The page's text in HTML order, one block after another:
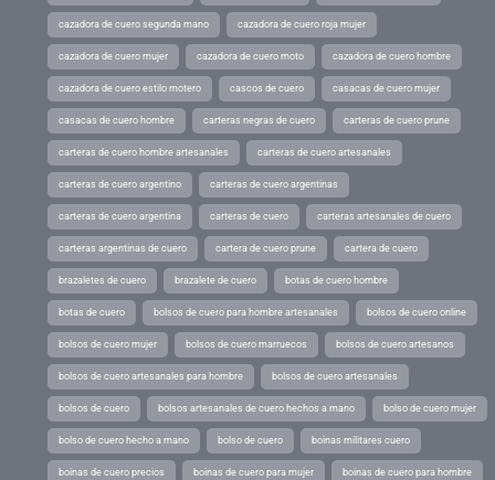
cazadora de cuero segunda mano cazadora de cuero roja mujer
cazadora de cuero mujer cazadora de cuero moto cazadora de cuero hombre
cazadora de cuero estilo motero cascos de cuero casacas de cuero mujer
casacas de cuero hombre carteras negras de cuero carteras de cuero prune
carteras de cuero hombre artesanales carteras de cuero artesanales
carteras de cuero argentino carteras de cuero argentinas
carteras de cuero argentina carteras de cuero carteras artesanales de cuero
carteras argentinas de cuero cartera de cuero prune cartera de cuero
brazaletes de cuero brazalete de cuero botas de cuero hombre
botas de cuero bolsos de cuero para hombre artesanales bolsos de cuero online
bolsos de cuero mujer bolsos de cuero marruecos bolsos de cuero artesanos
bolsos de cuero artesanales para hombre bolsos de cuero artesanales
bolsos de cuero bolsos artesanales de cuero hechos a mano bolso de cuero mujer
bolso de cuero hecho a mano bolso de cuero boinas militares cuero
boinas de cuero precios boinas de cuero para mujer boinas de cuero para hombre